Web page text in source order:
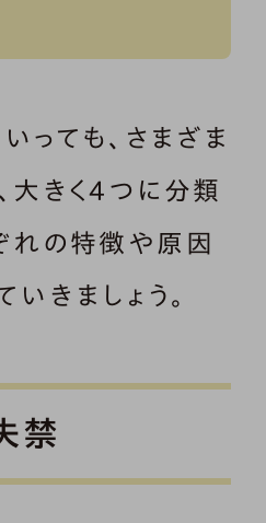
っても、さまざま
大きく4つに分類
れの特徴や原因
いきましょう。
禁